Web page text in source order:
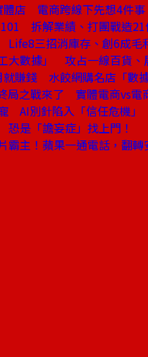
體店 電商跨線下先想4件事
拆解業績、打團戰造21
三招消庫存、創6成毛
大數據」 攻占一線百貨、
賺錢 水餃網購名店「數據
局之戰來了 實體電商vs電
AI別針陷入「信任危機」
是「譫妄症」找上門！
霸主！蘋果一通電話，翻轉